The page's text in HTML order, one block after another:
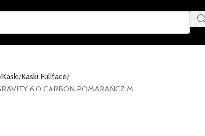
Kaski Kaski Fullface
6.0 CARBON POMARAŃCZ M